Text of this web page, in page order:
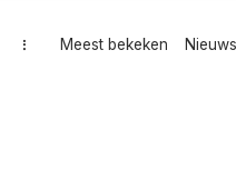
Meest bekeken